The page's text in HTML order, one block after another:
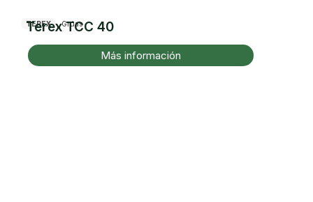
TEREX Grúas
Terex TCC 40
Más información